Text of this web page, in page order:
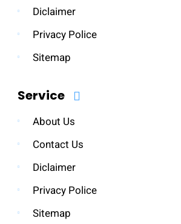
Diclaimer
Privacy Police
Sitemap
Service
About Us
Contact Us
Diclaimer
Privacy Police
Sitemap